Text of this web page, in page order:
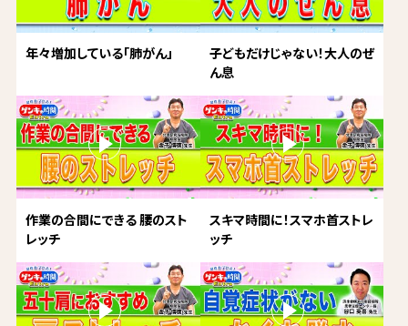
年々増加している「肺がん」
子どもだけじゃない！大人のぜ
ん息
作業の合間にできる 腰のスト
レッチ
スキマ時間に！スマホ首ストレ
ッチ